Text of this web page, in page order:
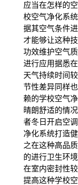
应当在怎样的
校空气净化系
据其空气条件
才能够让这种
功效维护空气
进行应用据悉
天气持续时间
节性差异同样
赖的学校空气
晴朗舒适的情
者冬日开启空
净化系统打造
之在这种高品
的进行卫生环
在室内密封性
提高这种学校